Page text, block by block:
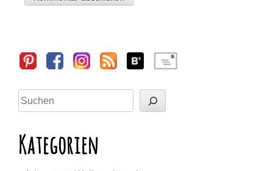
Sidebar
Suchen
Kategorien